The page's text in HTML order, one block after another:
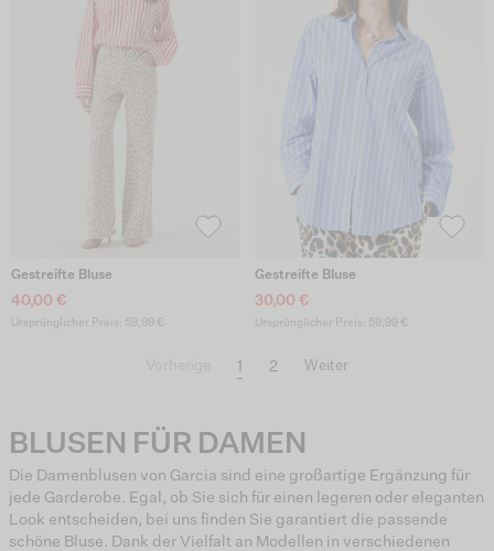
Gestreifte Bluse
40,00 €
Ursprünglicher Preis: 59,99 €
Gestreifte Bluse
30,00 €
Ursprünglicher Preis: 59,99 €
1 2 Weiter
BLUSEN FÜR DAMEN
Die Damenblusen von Garcia sind eine großartige Ergänzung für
jede Garderobe. Egal, ob Sie sich für einen legeren oder eleganten
Look entscheiden, bei uns finden Sie garantiert die passende
schöne Bluse. Dank der Vielfalt an Modellen in verschiedenen